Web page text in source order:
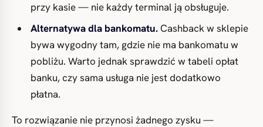
przy kasie — nie każdy terminal ją obsługuje.
Alternatywa dla bankomatu.Cashback w sklepie
bywa wygodny tam, gdzie nie ma bankomatu w
pobliżu. Warto jednak sprawdzić w tabeli opłat
banku, czy sama usługa nie jest dodatkowo
płatna.
To rozwiązanie nie przynosi żadnego zysku —